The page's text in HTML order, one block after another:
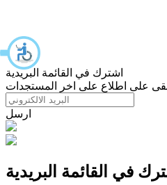
اشترك في القائمة البريدية
على اطلاع على اخر المستجدات
ارسل
في القائمة البريدية